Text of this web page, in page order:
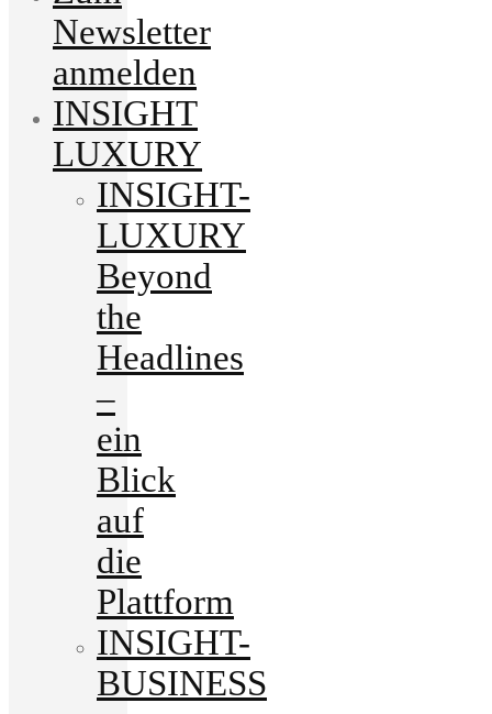
Newsletter
anmelden
INSIGHT
LUXURY
INSIGHT-
LUXURY
Beyond
the
Headlines
–
ein
Blick
auf
die
Plattform
INSIGHT-
BUSINESS